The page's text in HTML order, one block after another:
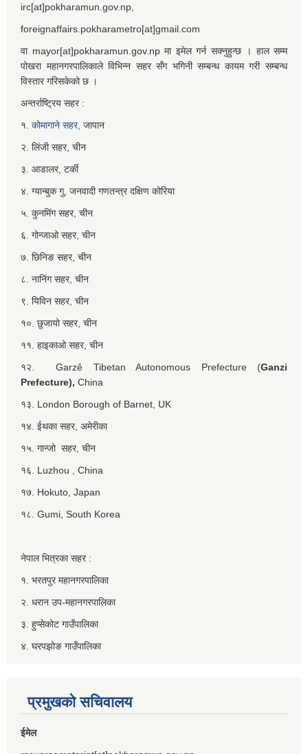
irc[at]pokharamun.gov.np,
foreignaffairs.pokharametro[at]gmail.com
वा mayor[at]pokharamun.gov.np मा इमेल गर्न सक्नुहुन्छ । हाल सम्म
पोखरा महानगरपालिकाले विभिन्न सहर सँग भगिनी सम्बन्ध कायम गरी सम्बन्ध
विस्तार गरिसकेको छ ।
अन्तर्राष्ट्रिय सहर :
१. कोमागाने सहर, जापान
२. लिंजी सहर, चीन
३. आडालर, टर्की
४. ग्यान्बुक गु, जनवादी गणतन्त्र दक्षिण कोरिया
५. कुनमिंग सहर, चीन
६. गोन्जाओ सहर, चीन
७. छिनिङ सहर, चीन
८. नानिंग सहर, चीन
९. यिविन सहर, चीन
१०. छुजायो सहर, चीन
११. हाइकाओ सहर, चीन
१२. Garzê Tibetan Autonomous Prefecture (Ganzi
Prefecture), China
१३. London Borough of Barnet, UK
१४. ईथका सहर, अमेरीका
१५. गान्जो सहर, चीन
१६. Luzhou , China
१७. Hokuto, Japan
१८. Gumi, South Korea
नेपाल भित्रका सहर :
१. भरतपुर महानगरपालिका
२. धरान उप-महानगरपालिका
३. हुप्सेकोट गाउँपालिका
४. घरपझोङ गाउँपालिका
प्रमुखको सचिवालय
ईमेल